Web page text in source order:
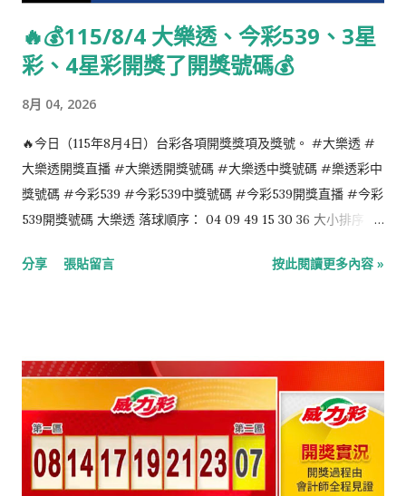
生理學或醫學獎得主。（1979年去世） 1905年：查爾斯·阿弗雷
德·塔里亞菲羅，美國漫畫家，以迪士尼卡通人物唐老鴨的創作者
聞名。（1969年去世） 1912年：孫基禎，朝鮮日治時期北韓男子
軍，首位在奧林匹克運動會奪得金牌的朝鮮族運動員，曾 擔任韓
國田徑聯盟主席及韓國體育協會會長。（2002年去世） 1915年：
英格麗·褒曼，瑞典演員。曾獲得過三次奧斯卡金像獎，兩次艾美
獎以及一次托尼獎。（1982年去世） 1919年：吳冠中，中國著名
畫家。（2010年去世） 1920年：查利·帕克，美國著名黑人爵士
演員、導演及監製。曾獲兩座奧斯卡獎及四座BAFTA獎。（2014
🔥💰115/8/4 大樂透、今彩539、3星
彩、4星彩開獎了開獎號碼💰
8月 04, 2026
🔥今日（115年8月4日）台彩各項開獎獎項及獎號。 #大樂透 #
大樂透開獎直播 #大樂透開獎號碼 #大樂透中獎號碼 #樂透彩中
獎號碼 #今彩539 #今彩539中獎號碼 #今彩539開獎直播 #今彩
539開獎號碼 大樂透 落球順序： 04 09 49 15 30 36 大小排序：
09 大小排序： 09 32 35 37 39 4星彩 1 8 4 3 3星彩 9 9 1
分享 張貼留言 按此閱讀更多內容 »